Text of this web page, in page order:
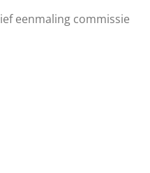
eenmaling commissie